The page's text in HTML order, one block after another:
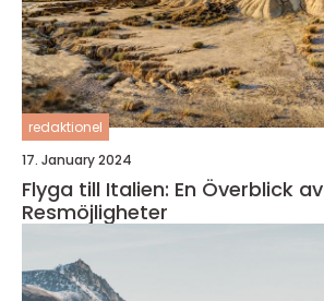
redaktionel
17. January 2024
Flyga till Italien: En Överblick av
Resmöjligheter